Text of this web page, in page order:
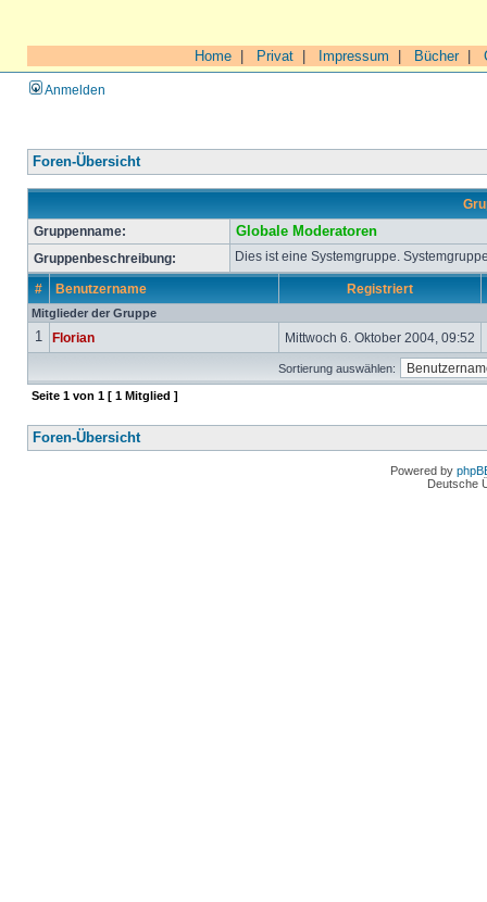
Home Privat Impressum Bücher|
Anmelden
Foren-Übersicht
Gruppenname:
Globale Moderatoren
Gruppenbeschreibung: Dies ist eine Systemgruppe.
# Benutzername Registriert
Mitglieder der Gruppe
1 Florian Mittwoch 6. Oktober 2004, 09:52
Sortierung auswählen:
Seite 1 von 1 [ 1 Mitglied ]
Foren-Übersicht
Powered by
Deutsche